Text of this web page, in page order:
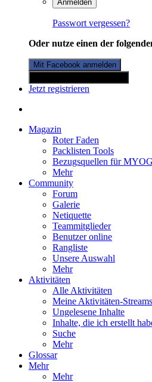
Anmelden
Passwort vergessen?
Oder nutze einen der
Mit Facebook anmelden
Jetzt registrieren
Magazin
Roter Faden
Packlisten Tools
Bezugsquellen für MYOG
Mehr
Community
Forum
Galerie
Netiquette
Teammitglieder
Benutzer online
Rangliste
Unsere Auswahl
Mehr
Aktivitäten
Alle Aktivitäten
Meine Aktivitäten-Streams
Ungelesene Inhalte
Inhalte, die ich erstellt
Suche
Mehr
Glossar
Mehr
Mehr